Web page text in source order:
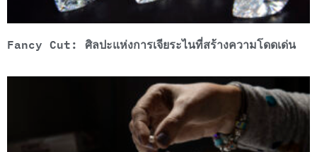
Fancy Cut: ศิลปะแห่งการเจียระไนที่สร้างความโดดเด่น